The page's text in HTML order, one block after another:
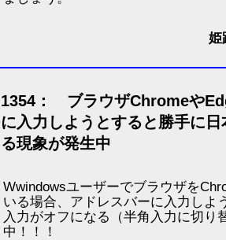
姫
1354： ブラウザChromeや
に入力しようとすると勝手に
る現象が発生中
Wwindowsユーザーでブラウザを
いる場合、アドレスバーに入力しよ
入力がオフになる（半角入力に切り
中！！！